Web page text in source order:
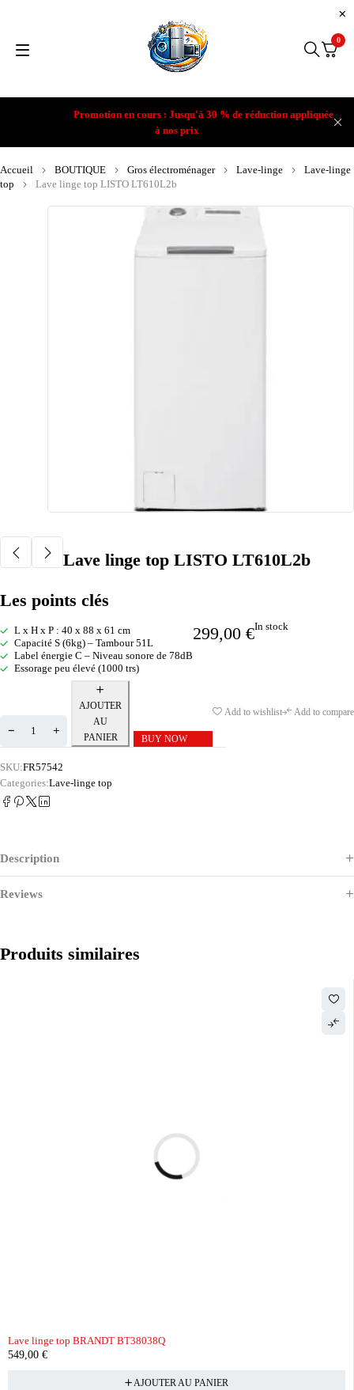
Promotion en cours : Jusqu'à 30 % de réduction appliquée
à nos prix
0
Accueil BOUTIQUE Gros électroménager Lave-linge
Lave-linge
top
Lave linge top LISTO LT610L2b
Lave linge top LISTO LT610L2b
Les points clés
L x H x P : 40 x 88 x 61 cm
Capacité S (6kg) – Tambour 51L
Label énergie C – Niveau sonore de 78dB
Essorage peu élevé (1000 trs)
299,00 €In stock
AJOUTER
AU
PANIER
BUY NOW
Add to wishlist Add to compare
SKU:FR57542
Categories:Lave-linge top
Description
Reviews
Produits similaires
Lave linge top BRANDT BT38038Q
549,00 €
AJOUTER AU PANIER